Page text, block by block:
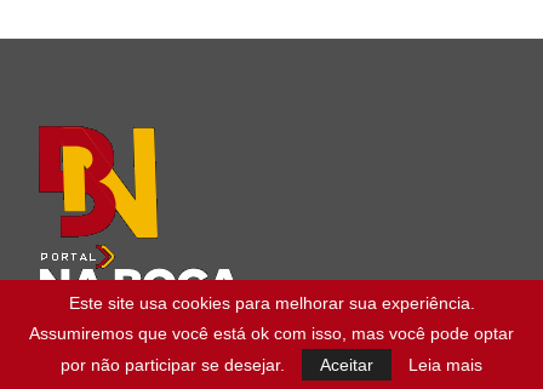
Este site usa cookies para melhorar sua experiência.
Assumiremos que você está ok com isso, mas você pode optar
por não participar se desejar.
Aceitar Leia mais